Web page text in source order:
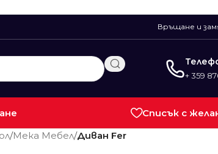
Връщане и
+ 359
Списък с
/Мека Мебел/Диван Fer